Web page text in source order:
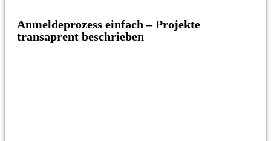
Anmeldeprozess einfach – Projekte
transaprent beschrieben